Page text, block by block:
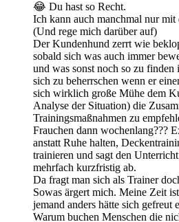
😂 Du hast so Recht.
Ich kann auch manchmal nur
(Und rege mich darüber auf)
Der Kundenhund zerrt wie
sobald sich was auch immer
und was sonst noch so zu finden
sich zu beherrschen wenn er
sich wirklich große Mühe dem
Analyse der Situation) die
Trainingsmaßnahmen zu
Frauchen dann wochenlang???
anstatt Ruhe halten,
trainieren und sagt den
mehrfach kurzfristig ab.
Da fragt man sich als Trainer
Sowas ärgert mich. Meine Zeit
jemand anders hätte sich gefreut
Warum buchen Menschen die